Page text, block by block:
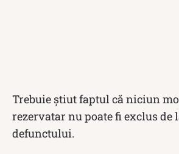
Trebuie știut faptul că niciun
rezervatar nu poate fi exclus de
defunctului.